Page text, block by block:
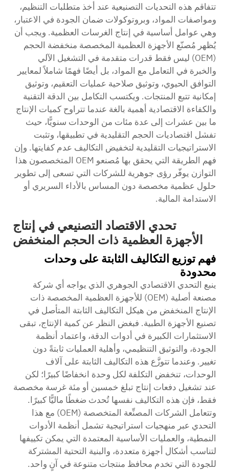
تتفاقم هذه التحديات التصنيعية عند أخذ متطلبات التنظيم،
ومواصفات المواد، وبروتوكولات ضمان الجودة في الاعتبار،
وهي عوامل أساسية في إنتاج الغرسات العظمية. ويجب أن
يُظهر مُصنّع الأجهزة العظمية المخصصة منخفضة الحجم
(OEM) ليس فقط قدرات متقدمة في التشغيل الآلي
والخبرة في التعامل مع المواد، بل أيضًا فهمًا شاملاً لمعايير
التوافق الحيوي، وتوثيق صلاحية عمليات التعقيم، وتوثيق
إمكانية تتبع المنتجات. ويكتسب التكامل بين الدقة التقنية
والكفاءة الاقتصادية أهمية بالغة عندما تتراوح كميات الإنتاج
ما بين عشرات إلى عدة مئات من الوحدات سنويًّا، حيث
تفشل اقتصاديات الحجم التقليدية في تطبيقها، وتثبت
الاستراتيجيات التقليدية لتخفيض التكاليف عدم كفايتها. وإن
فهم الطريقة التي يحقق بها مُصنعو OEM المتخصصون هذا
التوازن يوفّر رؤى جوهرية للشركات التي تسعى إلى تطوير
حلول عظمية مخصصة دون المساس بالأداء السريري أو
الاستدامة المالية.
تحدي الاقتصاد التصنيعي في إنتاج
الأجهزة العظمية ذات الحجم المنخفض
فهم توزيع التكاليف الثابتة على وحدات
محدودة
ينبع التحدي الاقتصادي الجوهري الذي يواجه أي شركة
مصنعة أصلية (OEM) للأجهزة العظمية المخصصة ذات
الإنتاج المنخفض من هيكل التكاليف الثابتة المتأصل في
تصنيع الأجهزة الطبية. فبغض النظر عن كمية الإنتاج، تبقى
الاستثمارات الكبيرة في أدوات الدقة، واعتماد أنظمة
الجودة، والتوثيق التنظيمي، وأهلية العمليات ثابتةً دون
تغيير. وعندما تتوزَّع هذه التكاليف الثابتة على آلاف
الوحدات، تنخفض التكلفة لكل وحدة انخفاضًا كبيرًا؛ لكن
عند تشغيل دفعات إنتاج تبلغ خمسين أو مئة غرسة مخصصة
فقط، فإن هذه التكاليف نفسها تُحدث ضغطًا ماليًّا كبيرًا.
وتتعامل الشركات المصنِّعة المتخصصة (OEM) مع هذا
التحدي عبر منهجيات استراتيجية تشمل أنظمة الأدوات
النمطية، والعمليات الأساسية المعتمدة التي يمكن تكييفها
لتناسب أشكال أجهزة متعددة، والبنية التحتية المشتركة
للجودة التي تخدم محافظ منتجات متنوعة في آنٍ واحد.